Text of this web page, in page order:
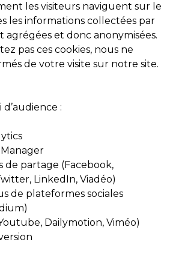
les visiteurs naviguent sur le
les informations collectées par
agrégées et donc anonymisées.
pas ces cookies, nous ne
de votre visite sur notre site.
d’audience :
de partage (Facebook,
LinkedIn, Viadéo)
de plateformes sociales
Dailymotion, Viméo)